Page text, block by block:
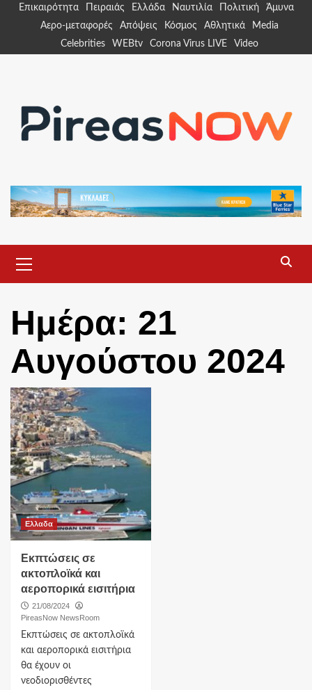
Επικαιρότητα Πειραιάς Ελλάδα Ναυτιλία Πολιτική
Άμυνα
Αερο-μεταφορές
Απόψεις Κόσμος Αθλητικά
Media
Celebrities
WEBtv Corona Virus LIVE Video
Menu
Ημέρα: 21
Αυγούστου 2024
Ελλαδα
Εκπτώσεις σε
ακτοπλοϊκά και
αεροπορικά εισιτήρια
21/08/2024
PireasNow NewsRoom
Εκπτώσεις σε ακτοπλοϊκά
και αεροπορικά εισιτήρια
θα έχουν οι
νεοδιορισθέντες